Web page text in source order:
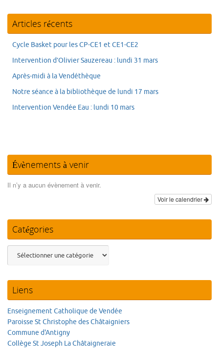
Articles récents
Cycle Basket pour les CP-CE1 et CE1-CE2
Intervention d’Olivier Sauzereau : lundi 31 mars
Après-midi à la Vendéthèque
Notre séance à la bibliothèque de lundi 17 mars
Intervention Vendée Eau : lundi 10 mars
Évènements à venir
Il n’y a aucun évènement à venir.
Voir le calendrier
Catégories
Liens
Enseignement Catholique de Vendée
Paroisse St Christophe des Châtaigniers
Commune d'Antigny
Collège St Joseph La Châtaigneraie